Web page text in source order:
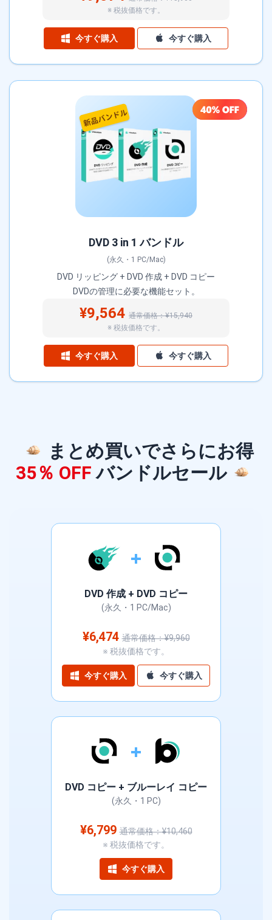
※ 税抜価格です。
今すぐ購入 今すぐ購入
DVD 3 in 1 バンドル
(永久・1 PC/Mac)
DVD リッピング + DVD 作成 + DVD コピー
DVDの管理に必要な機能セット。
¥9,564 通常価格：¥15,940
※ 税抜価格です。
今すぐ購入 今すぐ購入
まとめ買いでさらにお得
35％ OFF バンドルセール
DVD 作成 + DVD コピー
(永久・1 PC/Mac)
¥6,474通常価格：¥9,960
※ 税抜価格です。
今すぐ購入 今すぐ購入
DVD コピー + ブルーレイ コピー
(永久・1 PC)
¥6,799通常価格：¥10,460
※ 税抜価格です。
今すぐ購入